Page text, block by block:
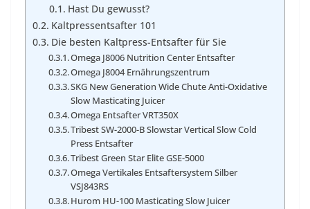
Hast Du gewusst?
Kaltpressentsafter 101
Die besten Kaltpress-Entsafter für Sie
Omega J8006 Nutrition Center Entsafter
Omega J8004 Ernährungszentrum
SKG New Generation Wide Chute Anti-Oxidative
Slow Masticating Juicer
Omega Entsafter VRT350X
Tribest SW-2000-B Slowstar Vertical Slow Cold
Press Entsafter
Tribest Green Star Elite GSE-5000
Omega Vertikales Entsaftersystem Silber
VSJ843RS
Hurom HU-100 Masticating Slow Juicer